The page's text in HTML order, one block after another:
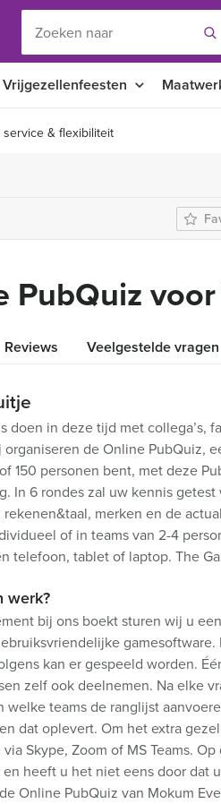
Vrijgezellenfeesten
& flexibiliteit
PubQuiz
Reviews Veelgestelde vragen
doen in deze tijd met collega’s,
organiseren de Online PubQuiz,
150 personen bent, met deze
In 6 rondes zal uw kennis
rekenen&taal, merken en de
of in teams van 2-4
telefoon, tablet of laptop. The
werk?
bij ons boekt sturen wij u
kan er gespeeld worden.
zelf ook deelnemen. Na elke
welke teams de ranglijst
dat oplevert. Om het extra
Skype, Zoom of MS Teams.
heeft u het niet eens door dat
Online PubQuiz van Mokum